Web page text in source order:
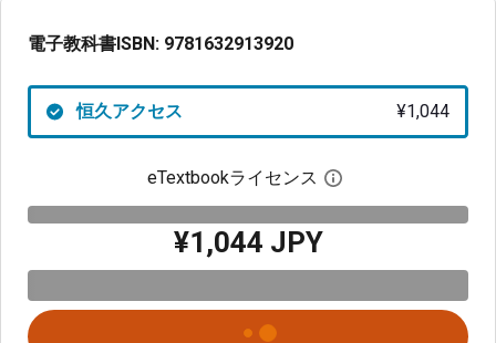
電子教科書ISBN: 9781632913920
恒久アクセス ¥1,044
eTextbookライセンス デジタルライセン
¥1,044 JPY